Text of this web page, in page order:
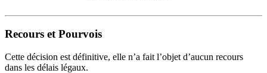
Recours et Pourvois
Cette décision est définitive, elle n’a fait l’objet d’aucun recours
dans les délais légaux.